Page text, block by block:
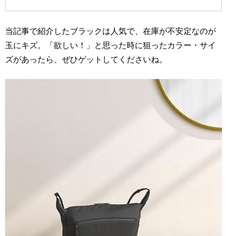
当記事で紹介したブラックは人気で、在庫が不安定なのが
玉にキズ。「欲しい！」と思った時に狙ったカラー・サイ
ズがあったら、ぜひゲットしてくださいね。